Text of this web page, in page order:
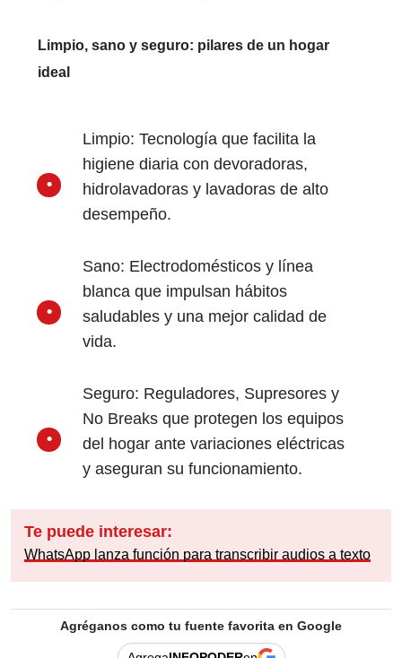
Limpio, sano y seguro: pilares de un hogar
ideal
Limpio: Tecnología que facilita la
higiene diaria con devoradoras,
hidrolavadoras y lavadoras de alto
desempeño.
Sano: Electrodomésticos y línea
blanca que impulsan hábitos
saludables y una mejor calidad de
vida.
Seguro: Reguladores, Supresores y
No Breaks que protegen los equipos
del hogar ante variaciones eléctricas
y aseguran su funcionamiento.
Te puede interesar:
WhatsApp lanza función para transcribir audios a texto
Agréganos como tu fuente favorita en Google